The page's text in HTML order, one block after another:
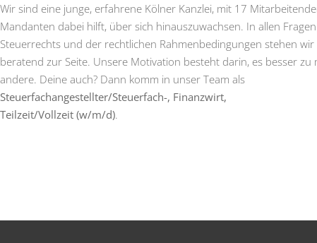
Wir sind eine junge, erfahrene Kölner Kanzlei, mit 17
Mandanten dabei hilft, über sich hinauszuwachsen. In allen
Steuerrechts und der rechtlichen Rahmenbedingungen stehen wir
beratend zur Seite. Unsere Motivation besteht darin, es besser zu
andere. Deine auch? Dann komm in unser Team als
Steuerfachangestellter/Steuerfach-, Finanzwirt,
Teilzeit/Vollzeit (w/m/d).